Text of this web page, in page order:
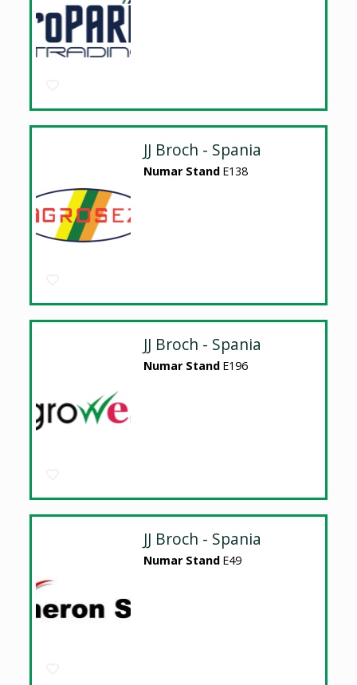
JJ Broch - Spania
Numar Stand E138
JJ Broch - Spania
Numar Stand E196
JJ Broch - Spania
Numar Stand E49